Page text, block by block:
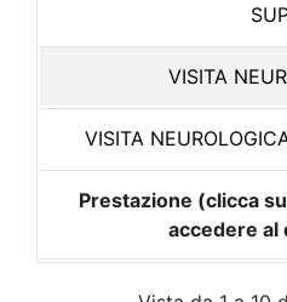
VISITA
VISITA
Prestazione (clicca
accedere al